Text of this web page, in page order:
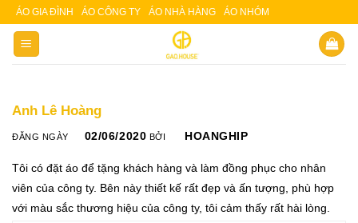
Skip
content
ÁO GIA ĐÌNH ÁO CÔNG TY ÁO NHÀ HÀNG ÁO NHÓM
Anh Lê Hoàng
ĐĂNG NGÀY 02/06/2020 BỞI HOANGHIP
Tôi có đặt áo để tặng khách hàng và làm đồng phục cho nhân
viên của công ty. Bên này thiết kế rất đẹp và ấn tượng, phù hợp
với màu sắc thương hiệu của công ty, tôi cảm thấy rất hài lòng.